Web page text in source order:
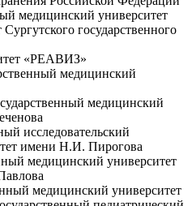
медицинский университет
государственного
«РЕАВИЗ»
медицинский
медицинский
исследовательский
имени Н.И. Пирогова
медицинский университет
медицинский университет